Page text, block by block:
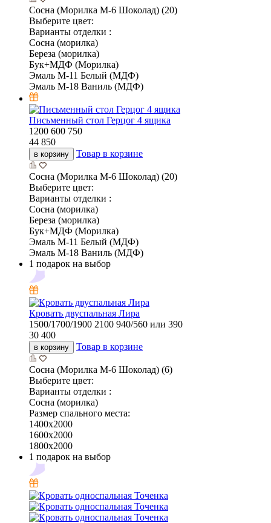
Сосна (Морилка М-6 Шоколад) (20)
Выберите цвет:
Варианты отделки :
Сосна (морилка)
Береза (морилка)
Бук+МДФ (Морилка)
Эмаль М-11 Белый (МДФ)
Эмаль М-18 Ваниль (МДФ)
Письменный стол Герцог 4 ящика
1200 600 750
44 850
в корзину Товар в корзине
Сосна (Морилка М-6 Шоколад) (20)
Выберите цвет:
Варианты отделки :
Сосна (морилка)
Береза (морилка)
Бук+МДФ (Морилка)
Эмаль М-11 Белый (МДФ)
Эмаль М-18 Ваниль (МДФ)
1 подарок на выбор
Кровать двуспальная Лира
1500/1700/1900 2100 940/560 или 390
30 400
в корзину Товар в корзине
Сосна (Морилка М-6 Шоколад) (6)
Выберите цвет:
Варианты отделки :
Сосна (морилка)
Размер спального места:
1400х2000
1600х2000
1800х2000
1 подарок на выбор